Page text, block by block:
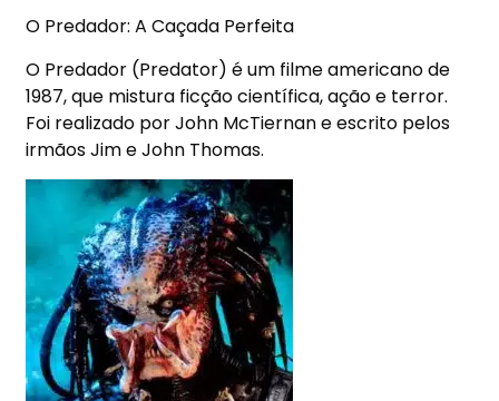
O Predador: A Caçada Perfeita
O Predador (Predator) é um filme americano de
1987, que mistura ficção científica, ação e terror.
Foi realizado por John McTiernan e escrito pelos
irmãos Jim e John Thomas.